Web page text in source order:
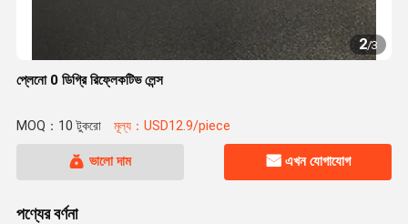
2/3
প্লেনো 0 ডিগ্রি রিফ্লেকটিভ লেন্স
MOQ：10 টুকরো মূল্য：USD12.9/piece
ভালো দাম এখন যোগাযোগ
পণ্যের বর্ণনা